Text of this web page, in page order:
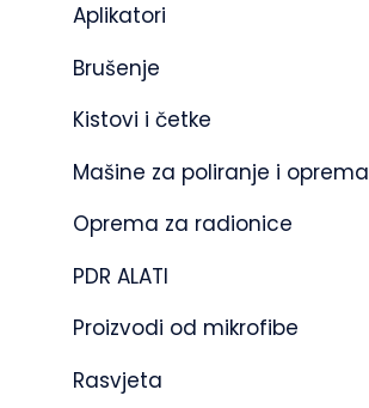
Aplikatori
Brušenje
Kistovi i četke
Mašine za poliranje i oprema
Oprema za radionice
PDR ALATI
Proizvodi od mikrofibe
Rasvjeta